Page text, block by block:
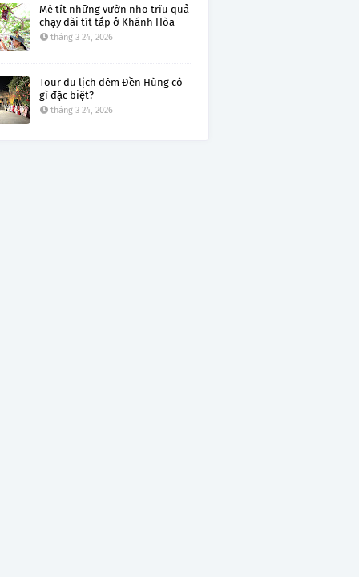
Mê tít những vườn nho trĩu quả
chạy dài tít tắp ở Khánh Hòa
tháng 3 24, 2026
Tour du lịch đêm Đền Hùng có
gì đặc biệt?
tháng 3 24, 2026